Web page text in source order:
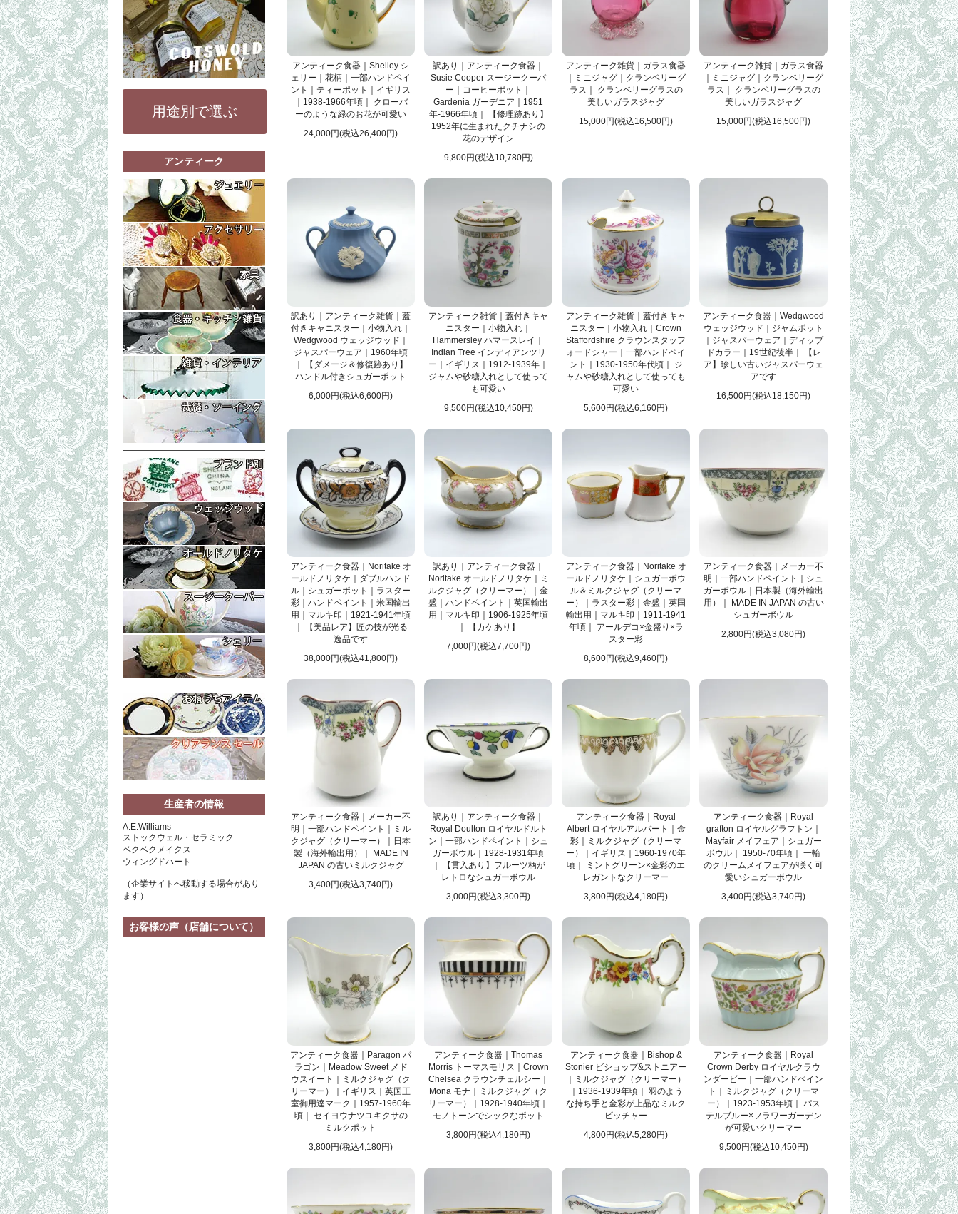
アンティーク食器｜Shelley シ
ェリー｜花柄｜一部ハンドペイ
ント｜ティーポット｜イギリス
｜1938-1966年頃｜ クローバ
ーのような緑のお花が可愛い
24,000円(税込26,400円)
訳あり｜アンティーク食器｜
Susie Cooper スージークーパ
ー｜コーヒーポット｜
Gardenia ガーデニア｜1951
年-1966年頃｜ 【修理跡あり】
1952年に生まれたクチナシの
花のデザイン
9,800円(税込10,780円)
アンティーク雑貨｜ガラス食器
｜ミニジャグ｜クランベリーグ
ラス｜ クランベリーグラスの
美しいガラスジャグ
15,000円(税込16,500円)
アンティーク雑貨｜ガラス食器
｜ミニジャグ｜クランベリーグ
ラス｜ クランベリーグラスの
美しいガラスジャグ
15,000円(税込16,500円)
訳あり｜アンティーク雑貨｜蓋
付きキャニスター｜小物入れ｜
Wedgwood ウェッジウッド｜
ジャスパーウェア｜1960年頃
｜ 【ダメージ＆修復跡あり】
ハンドル付きシュガーポット
6,000円(税込6,600円)
アンティーク雑貨｜蓋付きキャ
ニスター｜小物入れ｜
Hammersley ハマースレイ｜
Indian Tree インディアンツリ
ー｜イギリス｜1912-1939年｜
ジャムや砂糖入れとして使って
も可愛い
9,500円(税込10,450円)
アンティーク雑貨｜蓋付きキャ
ニスター｜小物入れ｜Crown
Staffordshire クラウンスタッフ
ォードシャー｜一部ハンドペイ
ント｜1930-1950年代頃｜ ジ
ャムや砂糖入れとして使っても
可愛い
5,600円(税込6,160円)
アンティーク食器｜Wedgwood
ウェッジウッド｜ジャムポット
｜ジャスパーウェア｜ディップ
ドカラー｜19世紀後半｜ 【レ
ア】珍しい古いジャスパーウェ
アです
16,500円(税込18,150円)
アンティーク食器｜Noritake オ
ールドノリタケ｜ダブルハンド
ル｜シュガーポット｜ラスター
彩｜ハンドペイント｜米国輸出
用｜マルキ印｜1921-1941年頃
｜ 【美品レア】匠の技が光る
逸品です
38,000円(税込41,800円)
訳あり｜アンティーク食器｜
Noritake オールドノリタケ｜ミ
ルクジャグ（クリーマー）｜金
盛｜ハンドペイント｜英国輸出
用｜マルキ印｜1906-1925年頃
｜ 【カケあり】
7,000円(税込7,700円)
アンティーク食器｜Noritake オ
ールドノリタケ｜シュガーボウ
ル＆ミルクジャグ（クリーマ
ー）｜ラスター彩｜金盛｜英国
輸出用｜マルキ印｜1911-1941
年頃｜ アールデコ×金盛り×ラ
スター彩
8,600円(税込9,460円)
アンティーク食器｜メーカー不
明｜一部ハンドペイント｜シュ
ガーボウル｜日本製（海外輸出
用）｜ MADE IN JAPAN の古い
シュガーボウル
2,800円(税込3,080円)
アンティーク食器｜メーカー不
明｜一部ハンドペイント｜ミル
クジャグ（クリーマー）｜日本
製（海外輸出用）｜ MADE IN
JAPAN の古いミルクジャグ
3,400円(税込3,740円)
訳あり｜アンティーク食器｜
Royal Doulton ロイヤルドルト
ン｜一部ハンドペイント｜シュ
ガーボウル｜1928-1931年頃
｜ 【貫入あり】フルーツ柄が
レトロなシュガーボウル
3,000円(税込3,300円)
アンティーク食器｜Royal
Albert ロイヤルアルバート｜金
彩｜ミルクジャグ（クリーマ
ー）｜イギリス｜1960-1970年
頃｜ ミントグリーン×金彩のエ
レガントなクリーマー
3,800円(税込4,180円)
アンティーク食器｜Royal
grafton ロイヤルグラフトン｜
Mayfair メイフェア｜シュガー
ボウル｜ 1950-70年頃｜ 一輪
のクリームメイフェアが咲く可
愛いシュガーボウル
3,400円(税込3,740円)
アンティーク食器｜Paragon パ
ラゴン｜Meadow Sweet メド
ウスイート｜ミルクジャグ（ク
リーマー）｜イギリス｜英国王
室御用達マーク｜1957-1960年
頃｜ セイヨウナツユキクサの
ミルクポット
3,800円(税込4,180円)
アンティーク食器｜Thomas
Morris トーマスモリス｜Crown
Chelsea クラウンチェルシー｜
Mona モナ｜ミルクジャグ（ク
リーマー）｜1928-1940年頃｜
モノトーンでシックなポット
3,800円(税込4,180円)
アンティーク食器｜Bishop &
Stonier ビショップ&ストニアー
｜ミルクジャグ（クリーマー）
｜1936-1939年頃｜ 羽のよう
な持ち手と金彩が上品なミルク
ピッチャー
4,800円(税込5,280円)
アンティーク食器｜Royal
Crown Derby ロイヤルクラウ
ンダービー｜一部ハンドペイン
ト｜ミルクジャグ（クリーマ
ー）｜1923-1953年頃｜ パス
テルブルー×フラワーガーデン
が可愛いクリーマー
9,500円(税込10,450円)
用途別で選ぶ
アンティーク
もっと詳細なカテゴリはココ！
ペンダントトップ・ネックレス
その他（ブレスレット、ピアスなど）
もっと詳細なカテゴリはココ！
コスチュームジュエリー
コレクタブル・メモリアルアクセサリー
もっと詳細なカテゴリはココ！
テーブル・ボックス
ラック（マガジンラックなど）
もっと詳細なカテゴリはココ！
トリオ・ティーカップ・コーヒーカップ
ティーポット・ミルクジャグ・シュガーボウル
プレート・皿など カトラリー
シェリーグラス・ワイングラス
もっと詳細なカテゴリはココ！
置物・小物入れ 文具・ステーショナリー
ランプシェイド バスケット 額絵
もっと詳細なカテゴリはココ！
生産者の情報
A.E.Williams
ストックウェル・セラミック
ベクベクメイクス
ウィングドハート
（企業サイトへ移動する場合があり
ます）
お客様の声（店舗について）